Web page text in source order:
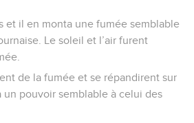
et il en monta une fumée semblable
Le soleil et l’air furent
de la fumée et se répandirent sur
un pouvoir semblable à celui des